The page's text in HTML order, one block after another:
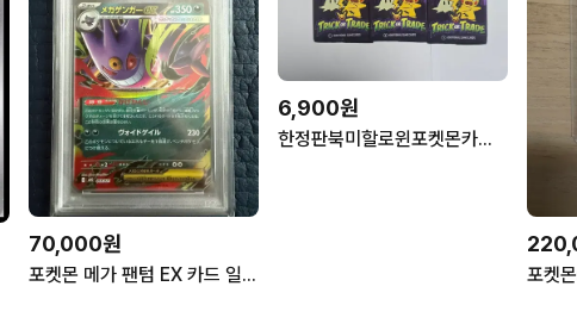
70,000원
포켓몬 메가 팬텀 EX 카드 일어판 PSA10
6,900원
한정판북미할로윈포켓몬카드 trick or trade 2023 1팩